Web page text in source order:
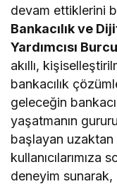
devam ettiklerini
Bankacılık ve
Yardımcısı
akıllı,
bankacılık
geleceğin
yaşatmanın
başlayan
kullanıcılarımıza
deneyim